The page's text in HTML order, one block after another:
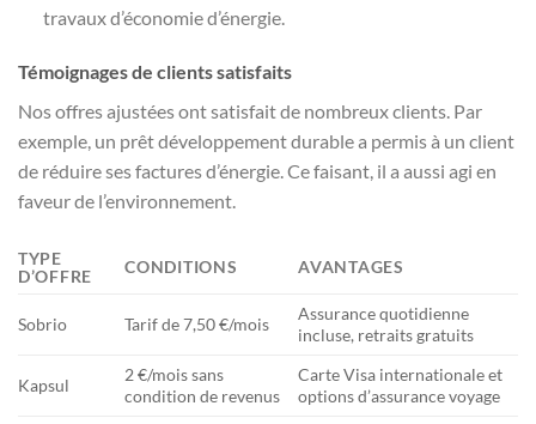
travaux d’économie d’énergie.
Témoignages de clients satisfaits
Nos offres ajustées ont satisfait de nombreux clients. Par
exemple, un prêt développement durable a permis à un client
de réduire ses factures d’énergie. Ce faisant, il a aussi agi en
faveur de l’environnement.
TYPE
D’OFFRE
CONDITIONS AVANTAGES
Sobrio Tarif de 7,50 €/mois
Assurance quotidienne
incluse, retraits gratuits
Kapsul
2 €/mois sans
condition de revenus
Carte Visa internationale et
options d’assurance voyage